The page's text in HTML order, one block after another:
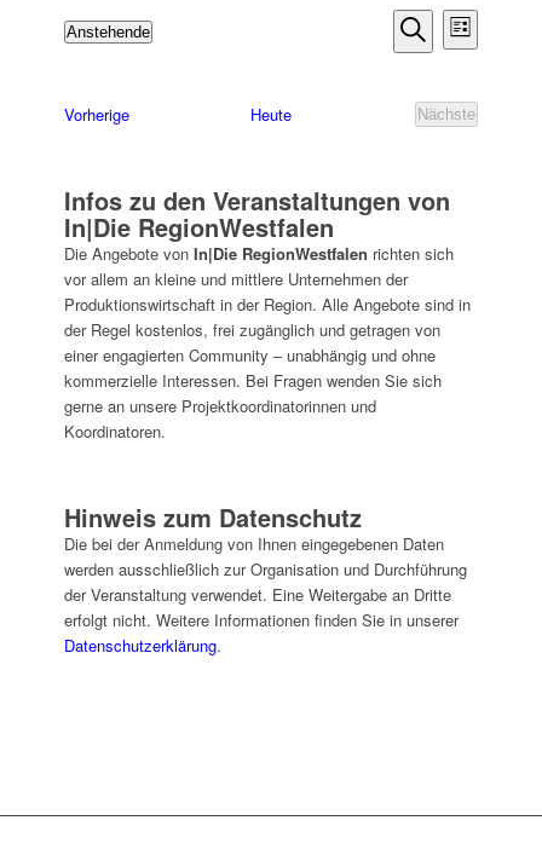
Suche
und
Suche
Liste
Anstehende
VorherigeVeranstaltungen Heute
Nächste
Infos zu den Veranstaltungen von
In|Die RegionWestfalen
Die Angebote vonIn|Die RegionWestfalen richten sich
vor allem an kleine und mittlere Unternehmen der
Produktionswirtschaft in der Region. Alle Angebote sind in
der Regel kostenlos, frei zugänglich und getragen von
einer engagierten Community – unabhängig und ohne
kommerzielle Interessen. Bei Fragen wenden Sie sich
gerne an unsere Projektkoordinatorinnen und
Koordinatoren.
Hinweis zum Datenschutz
Die bei der Anmeldung von Ihnen eingegebenen Daten
werden ausschließlich zur Organisation und Durchführung
der Veranstaltung verwendet. Eine Weitergabe an Dritte
erfolgt nicht. Weitere Informationen finden Sie in unserer
Datenschutzerklärung.